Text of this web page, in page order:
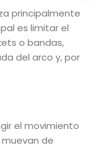
principalmente
es limitar el
o bandas,
del arco y, por
el movimiento
de